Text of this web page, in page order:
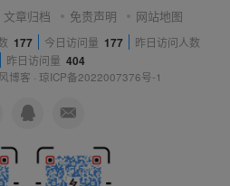
文章归档 免责声明 网站地图
177 今日访问量 177 昨日访问人数
昨日访问量 404
博客 · 琼ICP备2022007376号-1